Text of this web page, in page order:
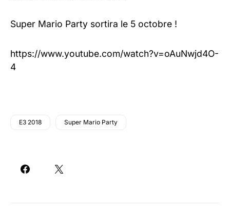
Super Mario Party sortira le 5 octobre !
https://www.youtube.com/watch?v=oAuNwjd4O-
4
E3 2018 Super Mario Party